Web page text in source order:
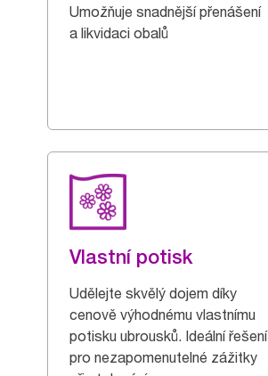
Umožňuje snadnější přenášení
a likvidaci obalů
Vlastní potisk
Udělejte skvělý dojem díky
cenově výhodnému vlastnímu
potisku ubrousků. Ideální řešení
pro nezapomenutelné zážitky